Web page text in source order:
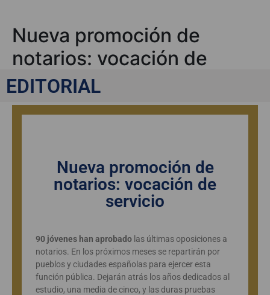
Nueva promoción de
notarios: vocación de
servicio
EDITORIAL
EDITORIAL
Nueva promoción de
notarios: vocación de
servicio
90 jóvenes han aprobado las últimas oposiciones a
notarios. En los próximos meses se repartirán por
pueblos y ciudades españolas para ejercer esta
función pública. Dejarán atrás los años dedicados al
estudio, una media de cinco, y las duras pruebas